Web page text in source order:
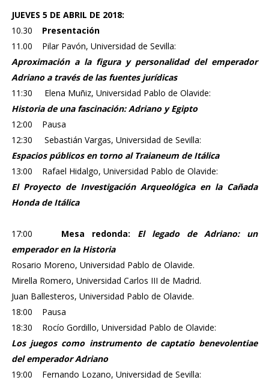
JUEVES 5 DE ABRIL DE 2018:
10.30 Presentación
11.00 Pilar Pavón, Universidad de Sevilla:
Aproximación a la figura y personalidad del emperador
Adriano a través de las fuentes jurídicas
11:30 Elena Muñiz, Universidad Pablo de Olavide:
Historia de una fascinación: Adriano y Egipto
12:00 Pausa
12:30 Sebastián Vargas, Universidad de Sevilla:
Espacios públicos en torno al Traianeum de Itálica
13:00 Rafael Hidalgo, Universidad Pablo de Olavide:
El Proyecto de Investigación Arqueológica en la Cañada
Honda de Itálica
17:00 Mesa redonda: El legado de Adriano: un
emperador en la Historia
Rosario Moreno, Universidad Pablo de Olavide.
Mirella Romero, Universidad Carlos III de Madrid.
Juan Ballesteros, Universidad Pablo de Olavide.
18:00 Pausa
18:30 Rocío Gordillo, Universidad Pablo de Olavide:
Los juegos como instrumento de captatio benevolentiae
del emperador Adriano
19:00 Fernando Lozano, Universidad de Sevilla: